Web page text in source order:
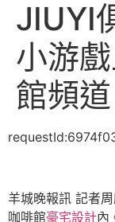
JIUYI
小游
館頻道
羊城晚報訊 記者
咖啡館豪宅設計內